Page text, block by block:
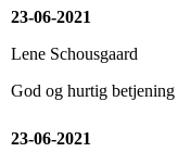
23-06-2021
Lene Schousgaard
God og hurtig betjening
23-06-2021